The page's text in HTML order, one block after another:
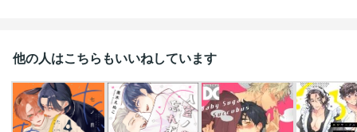
他の人はこちらもいいねしています